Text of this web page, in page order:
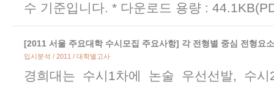
수 기준입니다. * 다운로드 용량 :
[2011 서울 주요대학 수시모집 주요사항] 각 전형별 중심 전형요
입시분석 / 2011 / 대학별고사
경희대는 수시1차에 논술 우선선발, 수시